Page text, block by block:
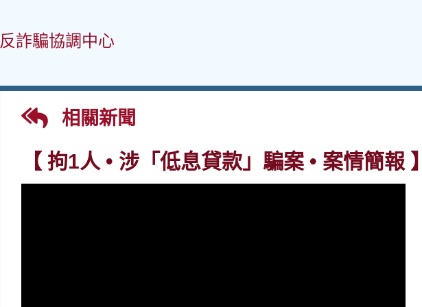
反詐騙協調中心
相關新聞
【 拘1人 • 涉「低息貸款」騙案 • 案情簡報